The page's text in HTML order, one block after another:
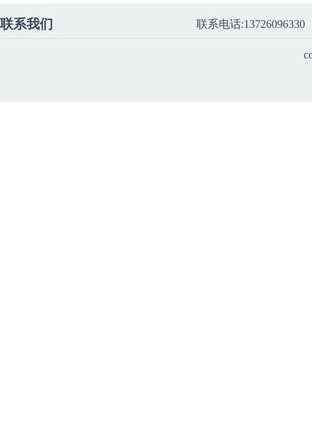
联系我们 联系电话:13726096330